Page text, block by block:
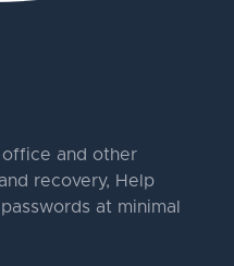
office and other
recovery, Help
at minimal